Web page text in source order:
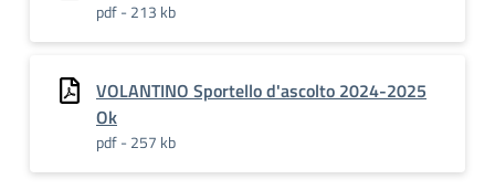
pdf - 213 kb
VOLANTINO Sportello d'ascolto 2024-2025
Ok
pdf - 257 kb